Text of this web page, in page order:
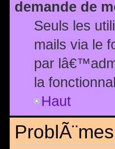
demande de
Seuls les
mails via le
par
la
Haut